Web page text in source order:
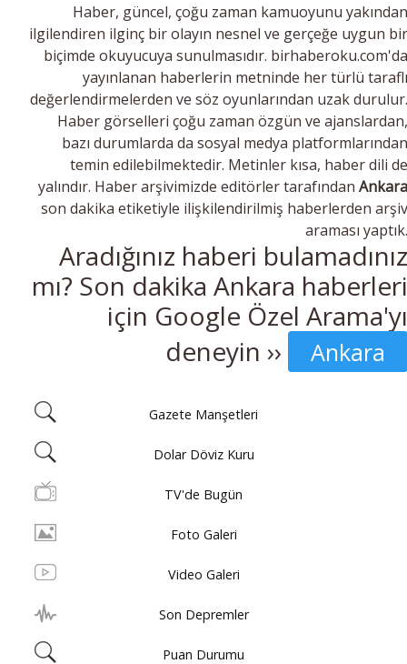
Haber, güncel, çoğu zaman kamuoyunu yakından
ilgilendiren ilginç bir olayın nesnel ve gerçeğe uygun bir
biçimde okuyucuya sunulmasıdır. birhaberoku.com'da
yayınlanan haberlerin metninde her türlü taraflı
değerlendirmelerden ve söz oyunlarından uzak durulur.
Haber görselleri çoğu zaman özgün ve ajanslardan,
bazı durumlarda da sosyal medya platformlarından
temin edilebilmektedir. Metinler kısa, haber dili de
yalındır. Haber arşivimizde editörler tarafından Ankara
son dakika etiketiyle ilişkilendirilmiş haberlerden arşiv
araması yaptık.
Aradığınız haberi bulamadınız
mı? Son dakika Ankara haberleri
için Google Özel Arama'yı
deneyin ››
Ankara
Gazete Manşetleri
Dolar Döviz Kuru
TV'de Bugün
Foto Galeri
Video Galeri
Son Depremler
Puan Durumu